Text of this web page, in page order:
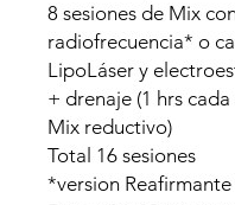
8 sesiones de Mix
radiofrecuencia* o
LipoLáser y
+ drenaje (1 hrs
Mix reductivo)
Total 16 sesiones
*version Reafirmante